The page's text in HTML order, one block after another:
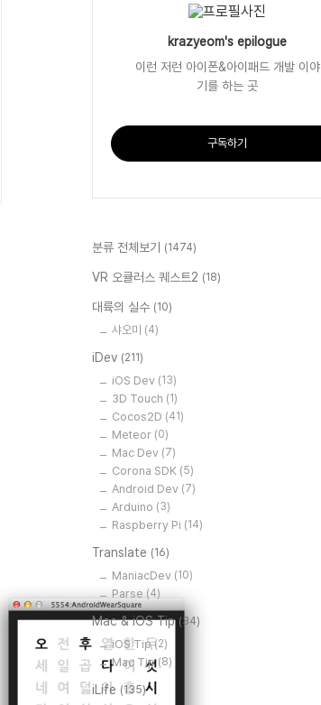
krazyeom's epilogue
이런 저런 아이폰&아이패드 개발 이야
기를 하는 곳
구독하기
분류 전체보기 (1474)
VR 오큘러스 퀘스트2 (18)
대륙의 실수 (10)
샤오미 (4)
iDev (211)
iOS Dev (13)
3D Touch (1)
Cocos2D (41)
Meteor (0)
Mac Dev (7)
Corona SDK (5)
Android Dev (7)
Arduino (3)
Raspberry Pi (14)
Translate (16)
ManiacDev (10)
Parse (4)
Mac & iOS Tip (34)
iOS Tip(2)
Mac Tip(8)
iLife (135)